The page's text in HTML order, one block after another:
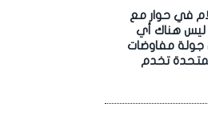
في حوار مع
ليس هناك أي
مفاوضات
تخدم